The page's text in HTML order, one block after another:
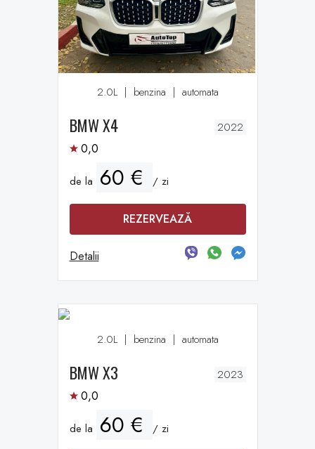
2.0L | benzina | automata
BMW X4 2022
0,0
de la 60 € / zi
REZERVEAZĂ
Detalii
2.0L | benzina | automata
BMW X3 2023
0,0
de la 60 € / zi